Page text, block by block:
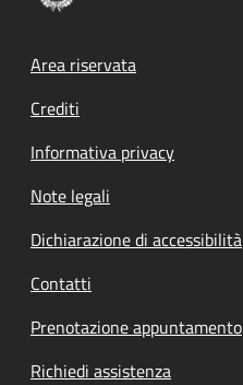
Footer menu
Area riservata
Crediti
Informativa privacy
Note legali
Dichiarazione di accessibilità
Contatti
Prenotazione appuntamento
Richiedi assistenza